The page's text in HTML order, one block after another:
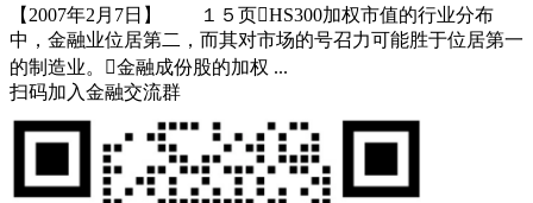
【2007年2月7日】 １５页􀁺HS300加权市值的行业分布
中，金融业位居第二，而其对市场的号召力可能胜于位居第一
的制造业。􀁺金融成份股的加权 ...
扫码加入金融交流群